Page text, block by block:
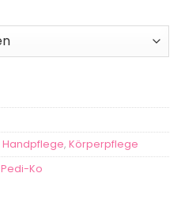
Handpflege, Körperpflege
Pedi-Ko